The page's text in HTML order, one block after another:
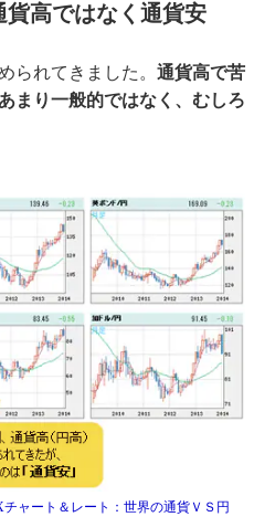
高ではなく通貨安
られてきました。 通貨高で苦
まり一般的ではなく、むしろ
チャート＆レート：世界の通貨ＶＳ円